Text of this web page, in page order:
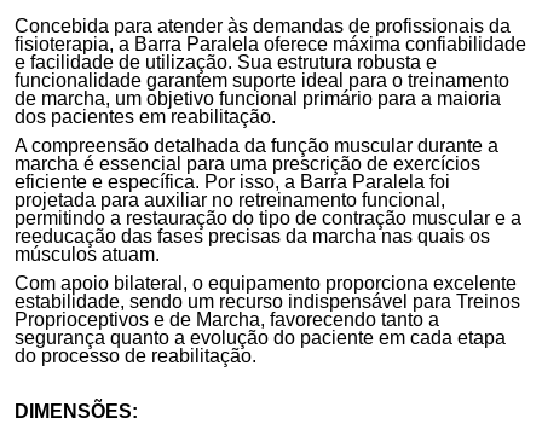
Concebida para atender às demandas de profissionais da
fisioterapia, a Barra Paralela oferece máxima confiabilidade
e facilidade de utilização. Sua estrutura robusta e
funcionalidade garantem suporte ideal para o treinamento
de marcha, um objetivo funcional primário para a maioria
dos pacientes em reabilitação.
A compreensão detalhada da função muscular durante a
marcha é essencial para uma prescrição de exercícios
eficiente e específica. Por isso, a Barra Paralela foi
projetada para auxiliar no retreinamento funcional,
permitindo a restauração do tipo de contração muscular e a
reeducação das fases precisas da marcha nas quais os
músculos atuam.
Com apoio bilateral, o equipamento proporciona excelente
estabilidade, sendo um recurso indispensável para Treinos
Proprioceptivos e de Marcha, favorecendo tanto a
segurança quanto a evolução do paciente em cada etapa
do processo de reabilitação.
DIMENSÕES: